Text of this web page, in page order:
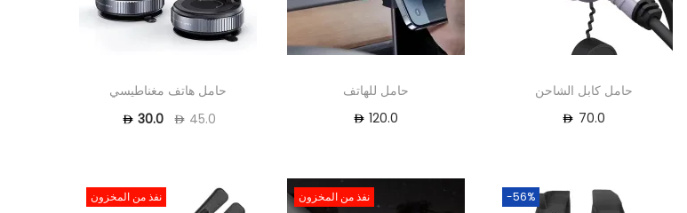
حامل كابل الشاحن
70.0
حامل للهاتف
120.0
حامل هاتف مغناطيسي
45.0
30.0
-56% نفذ من المخزون نفذ من المخزون